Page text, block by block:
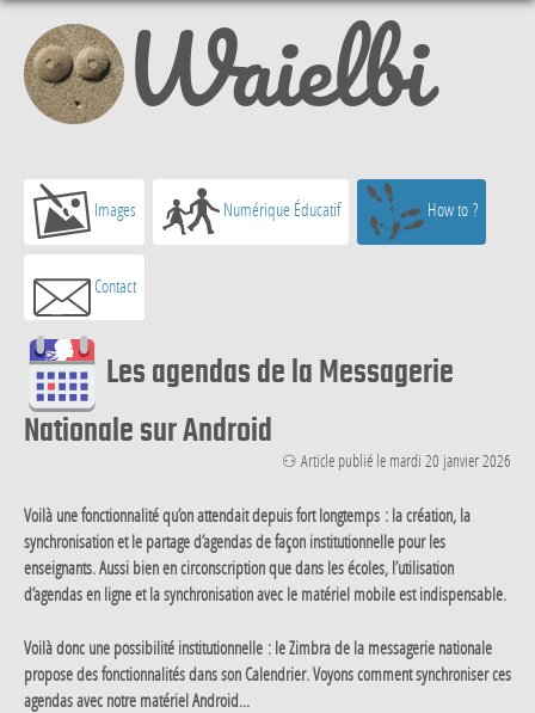
Waielbi
Images Numérique Éducatif How to ?
Contact
Les agendas de la Messagerie
Nationale sur Android
⚇ Article publié le mardi 20 janvier 2026
Voilà une fonctionnalité qu’on attendait depuis fort longtemps : la création, la
synchronisation et le partage d’agendas de façon institutionnelle pour les
enseignants. Aussi bien en circonscription que dans les écoles, l’utilisation
d’agendas en ligne et la synchronisation avec le matériel mobile est indispensable.
Voilà donc une possibilité institutionnelle : le Zimbra de la messagerie nationale
propose des fonctionnalités dans son Calendrier. Voyons comment synchroniser ces
agendas avec notre matériel Android...